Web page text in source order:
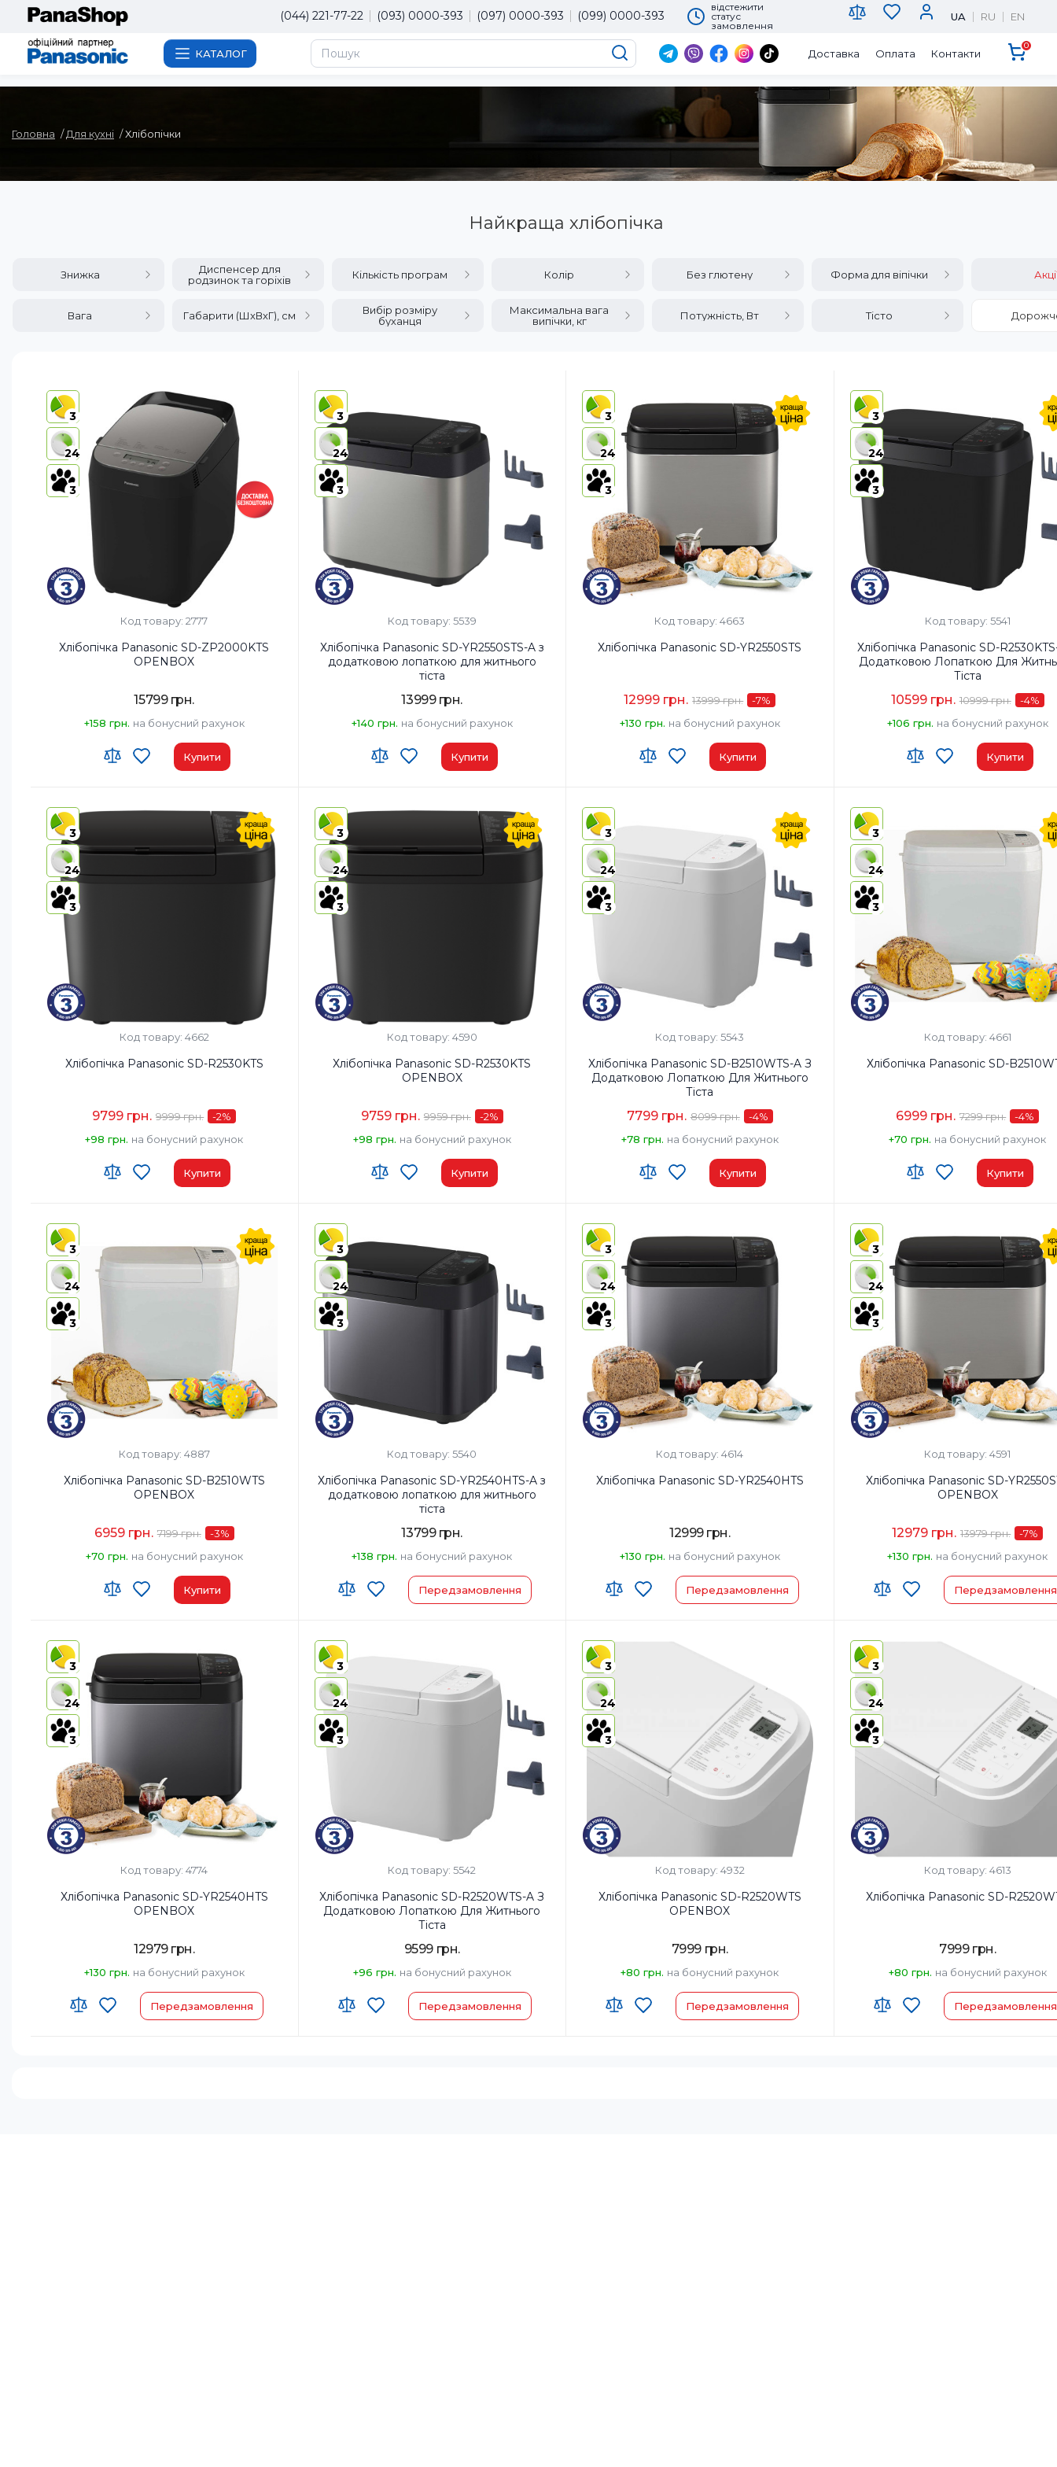
(044) 221-77-22 (093) 0000-393 (097) 0000-393 (099) 0000-393
відстежити
статус
замовлення
UA RU EN
КАТАЛОГ Доставка Оплата Контакти
0
Головна Для кухні Хлібопічки
Найкраща хлібопічка
Знижка
Диспенсер для
родзинок та горіхів
Кількість програм Колір Без глютену Форма для віпічки
Вага Габарити (ШxВxГ), см
Вибір розміру
буханця
Максимальна вага
випічки, кг
Потужність, Вт Тісто
×
Оберіть будь ласка мову магазину
3
24
3
Код товару: 2777
Хлібопічка Panasonic SD-ZP2000KTS
OPENBOX
15799 грн.
+158 грн. на бонусний рахунок
Купити
Країна-виробник товару:Китай
Комплектация:
Хлібопічка/Форма для
випічки/Лопатка для замісу
Матеріал корпусу:
Диспенсер для родзинок та горіхів:
3
24
3
Код товару: 5539
Хлібопічка Panasonic SD-YR2550STS-A з
додатковою лопаткою для житнього
тіста
13999 грн.
+140 грн. на бонусний рахунок
Купити
Країна-виробник товару:Китай
Комплектация:
Хлібопічка/Форма для
випічки/Дві лопатки для замісу
Матеріал корпусу:
Диспенсер для родзинок та горіхів:
3
24
3
Код товару: 4663
Хлібопічка Panasonic SD-YR2550STS
12999 грн. 13999 грн. -7%
+130 грн. на бонусний рахунок
Купити
Країна-виробник товару:
Комплектация:
Хлібопічка/Форма для
випічки/Лопатка для замісу
тіста/Мірний стакан/Мірна
ложка/Інструкція з
експлуатації з рецептами
Диспенсер для родзинок та горіхів:
Так
3
24
3
Код товару: 5541
Хлібопічка Panasonic SD-
Додатковою Лопаткою Для
Тіста
10599 грн. 10999 грн. -4%
+106 грн. на бонусний рахунок
Купити
Країна-виробник товару:
Комплектация:
Хлібопічка/Форма для
випічки/Дві лопатки для
тіста/Мірний стакан/
експлуатації з
Матеріал корпусу:
Диспенсер для родзинок та горіхів:Так
3
24
3
Код товару: 4662
Хлібопічка Panasonic SD-R2530KTS
9799 грн. 9999 грн. -2%
+98 грн. на бонусний рахунок
Купити
Країна-виробник товару:
Комплектация:
Хлібопічка/Форма для
випічки/Лопатка для замісу
тіста/Мірний стакан/Мірна
Матеріал корпусу:
Диспенсер для родзинок та горіхів: Так
3
24
3
Код товару: 4590
Хлібопічка Panasonic SD-R2530KTS
OPENBOX
9759 грн. 9959 грн. -2%
+98 грн. на бонусний рахунок
Купити
Країна-виробник товару:
Комплектация:
Хлібопічка/Форма для
випічки/Лопатка для замісу
тіста/Мірний стакан/Мірна
ложка/Інструкція з
Так
3
24
3
Код товару: 5543
Хлібопічка Panasonic SD-B2510WTS-A З
Додатковою Лопаткою Для Житнього
Тіста
7799 грн. 8099 грн. -4%
+78 грн. на бонусний рахунок
Купити
Країна-виробник товару:
Комплектация:
Хлібопічка/Форма для
випічки/Дві лопатки для замісу
тіста/Мірний стакан/Мірна
Матеріал корпусу:
Диспенсер для родзинок та горіхів:
Ні
3
24
3
Код товару: 4661
Хлібопічка Panasonic SD-
6999 грн. 7299 грн. -4%
+70 грн. на бонусний рахунок
Купити
Країна-виробник товару:
Комплектация:
Хлібопічка/Форма для
випічки/Лопатка для
тіста/Мірний стакан/
Матеріал корпусу:
Диспенсер для родзинок та горіхів:
Ні
3
24
3
Код товару: 4887
Хлібопічка Panasonic SD-B2510WTS
OPENBOX
6959 грн. 7199 грн. -3%
+70 грн. на бонусний рахунок
Купити
Країна-виробник товару:
Комплектация:
Хлібопічка/Форма для
випічки/Лопатка для замісу
тіста/Мірний стакан/Мірна
Матеріал корпусу:
Диспенсер для родзинок та горіхів:
Ні
3
24
3
Код товару: 5540
Хлібопічка Panasonic SD-YR2540HTS-A з
додатковою лопаткою для житнього
тіста
13799 грн.
+138 грн. на бонусний рахунок
Передзамовлення
Країна-виробник товару:
Комплектация:
Хлібопічка/Форма для
випічки/Дві лопатки для замісу
тіста/Мірний стакан/Мірна
ложка/Інструкція з
експлуатації з рецептами
Диспенсер для родзинок та горіхів:
Так
3
24
3
Код товару: 4614
Хлібопічка Panasonic SD-YR2540HTS
12999 грн.
+130 грн. на бонусний рахунок
Передзамовлення
Країна-виробник товару:
Комплектация:
випічки/Лопатка для замісу
тіста/Мірний стакан/Мірна
ложка/Інструкція з
експлуатації з рецептами
Матеріал корпусу:Пластик Метал
Диспенсер для родзинок та горіхів:
3
24
3
Код товару: 4591
Хлібопічка Panasonic SD-
OPENBOX
12979 грн. 13979 грн. -7%
+130 грн. на бонусний рахунок
Передзамовлення
Країна-виробник товару:
Комплектация:
випічки/Лопатка для
тіста/Мірний стакан/
ложка/Інструкція з
експлуатації з
Матеріал корпусу:Пластик Метал
Диспенсер для родзинок та горіхів:
3
24
3
Код товару: 4774
Хлібопічка Panasonic SD-YR2540HTS
OPENBOX
12979 грн.
+130 грн. на бонусний рахунок
Передзамовлення
3
24
3
Код товару: 5542
Хлібопічка Panasonic SD-R2520WTS-A З
Додатковою Лопаткою Для Житнього
Тіста
9599 грн.
+96 грн. на бонусний рахунок
Передзамовлення
3
24
3
Код товару: 4932
Хлібопічка Panasonic SD-R2520WTS
OPENBOX
7999 грн.
+80 грн. на бонусний рахунок
Передзамовлення
3
24
3
Код товару: 4613
Хлібопічка Panasonic SD-
7999 грн.
+80 грн. на бонусний рахунок
Передзамовлення